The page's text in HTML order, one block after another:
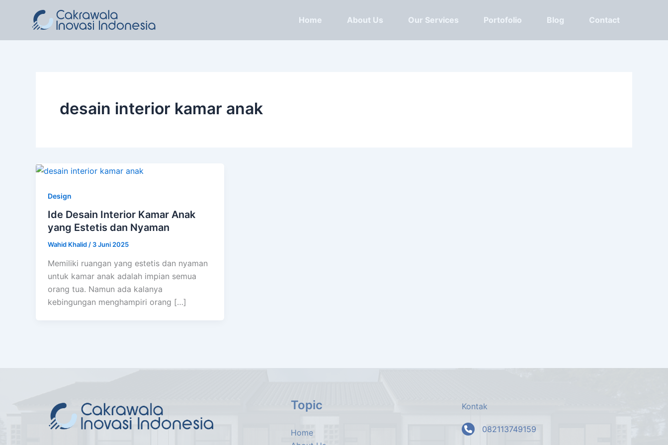
Home About Us Our Services Portofolio Blog Contact
desain interior kamar anak
Design
Ide Desain Interior Kamar Anak
yang Estetis dan Nyaman
Wahid Khalid/ 3 Juni 2025
Memiliki ruangan yang estetis dan nyaman
untuk kamar anak adalah impian semua
orang tua. Namun ada kalanya
kebingungan menghampiri orang […]
Topic
Home
Kontak
082113749159